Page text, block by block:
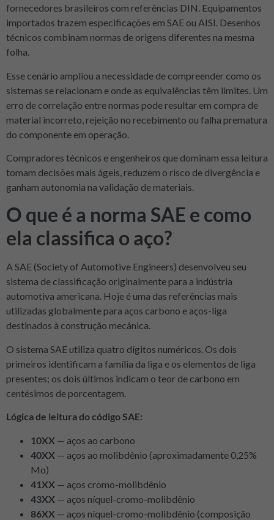
fornecedores brasileiros com referências DIN. Equipamentos
importados trazem especificações em SAE ou AISI. Desenhos
técnicos combinam normas de origens diferentes na mesma
folha.
Esse cenário ampliou a necessidade de compreender como os
sistemas se relacionam e onde as equivalências têm limites. Um
erro de correlação entre normas pode resultar em compra de
material incorreto, rejeição no recebimento ou falha prematura
do componente em operação.
Compradores técnicos e engenheiros que dominam essa leitura
tomam decisões mais ágeis, reduzem o risco de divergência e
ganham autonomia na validação de materiais.
O que é a norma SAE e como
ela classifica o aço?
A SAE (Society of Automotive Engineers) desenvolveu seu
sistema de classificação originalmente para a indústria
automotiva americana. Hoje é uma das referências mais
utilizadas globalmente para aços carbono e aços-liga
destinados à construção mecânica.
O sistema SAE utiliza quatro dígitos numéricos. Os dois
primeiros identificam a família da liga e os elementos de liga
presentes; os dois últimos indicam o teor de carbono em
centésimos de porcentagem.
Lógica de leitura do código SAE:
10XX — aços ao carbono
40XX — aços ao molibdênio (aproximadamente 0,25%
Mo)
41XX — aços cromo-molibdênio
43XX — aços níquel-cromo-molibdênio
86XX — aços níquel-cromo-molibdênio (composição